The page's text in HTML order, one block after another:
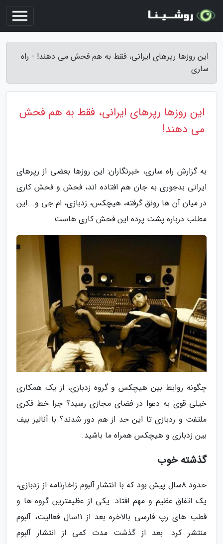
این روزها رپرهای ایرانی، فقط به هم فحش می دهند! - راه
ساری
این روزها رپرهای ایرانی، فقط به هم فحش
می دهند!
به گزارش راه ساری، خبرنگاران: این روزها بعضی از رپرهای
ایرانی بدجوری به جان هم افتاده اند، فحش و فحش کاری
در میان آن ها رونق گرفته، هیچکس، زدبازی، ام جی و...این
مطلب درباره پشت پرده این فحش کاری هاست.
چگونه روابط بین هیچکس و گروه زدبازی، از یک همکاری
خیلی قوی به دعوا در فضای مجازی رسید؟ چرا خط فکری
ملتفت و زدبازی تا این حد از هم دور شدند؟ با آنالیز بیف
بین زدبازی و هیچکس همراه ما باشید.
گذشته خوب
حدود 8سال پیش بود که با انتشار آلبوم زاخارنامه از زدبازی،
یک اتفاق عظیم و مهم افتاد. یکی از عظیمترین گروه ها و
قطب های رپ فارسی بالاخره بعد از 11سال فعالیت، آلبوم
منتشر کرد. بعد از گذشت مدت کمی از انتشار آلبوم